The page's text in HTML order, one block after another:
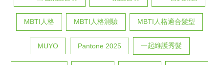
MBTI人格 MBTI人格測驗 MBTI人格適合髮型
MUYO Pantone 2025 一起維護秀髮